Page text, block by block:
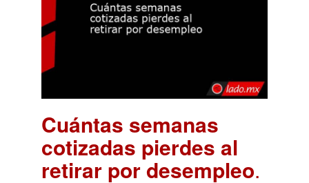
Cuántas semanas
cotizadas pierdes al
retirar por desempleo.